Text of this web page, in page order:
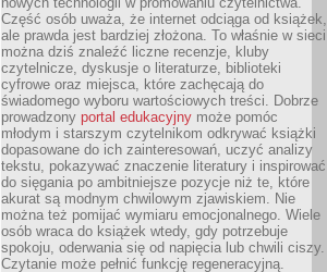
Część osób uważa, że internet odciąga od książek,
ale prawda jest bardziej złożona. To właśnie w sieci
można dziś znaleźć liczne recenzje, kluby
czytelnicze, dyskusje o literaturze, biblioteki
cyfrowe oraz miejsca, które zachęcają do
świadomego wyboru wartościowych treści. Dobrze
prowadzony portal edukacyjny może pomóc
młodym i starszym czytelnikom odkrywać książki
dopasowane do ich zainteresowań, uczyć analizy
tekstu, pokazywać znaczenie literatury i inspirować
do sięgania po ambitniejsze pozycje niż te, które
akurat są modnym chwilowym zjawiskiem. Nie
można też pomijać wymiaru emocjonalnego. Wiele
osób wraca do książek wtedy, gdy potrzebuje
spokoju, oderwania się od napięcia lub chwili ciszy.
Czytanie może pełnić funkcję regeneracyjną.